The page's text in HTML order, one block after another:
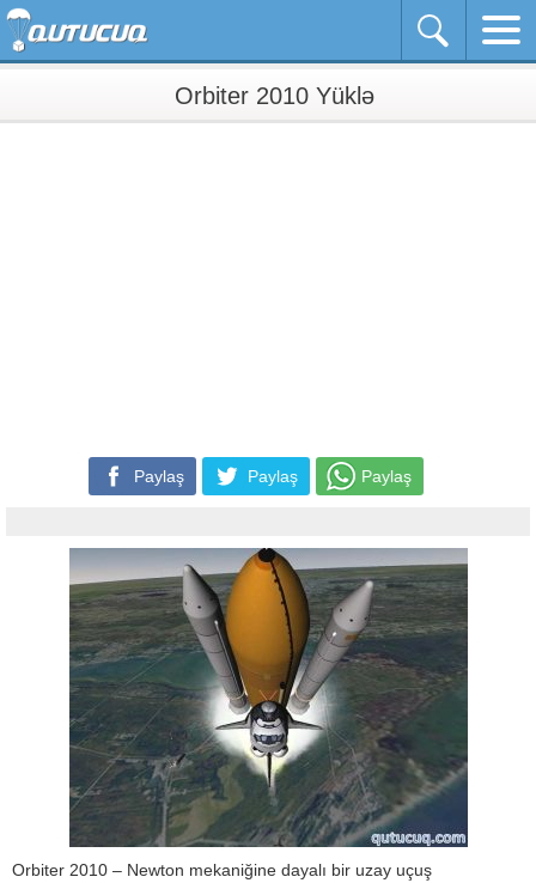
Orbiter 2010 Yüklə
Paylaş Paylaş Paylaş
Orbiter 2010 – Newton mekaniğine dayalı bir uzay uçuş